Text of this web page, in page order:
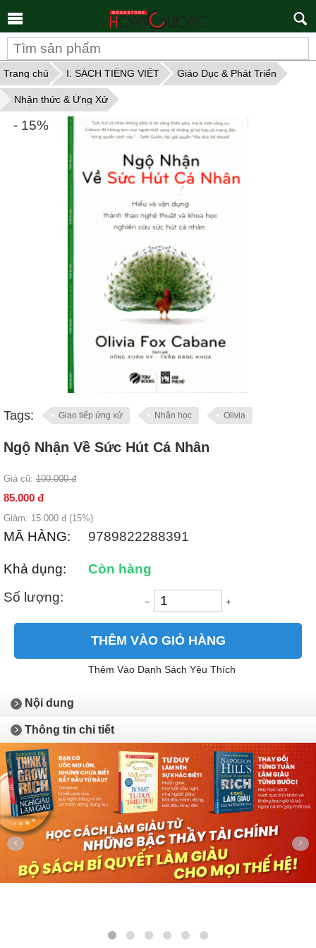
Trang chủ I. SÁCH TIẾNG VIỆT Giáo Dục & Phát Triển
Nhận thức & Ứng Xử
Tags: Giao tiếp ứng xử Nhân học Olivia
- 15%
Ngộ Nhận Về Sức Hút Cá Nhân
Giá cũ: 100.000 đ
85.000 đ
Giảm: 15.000 đ (15%)
MÃ HÀNG: 9789822288391
Khả dụng:
Còn hàng
Số lượng:
− +
THÊM VÀO GIỎ HÀNG
Thêm Vào Danh Sách Yêu Thích
Nội dung
Thông tin chi tiết